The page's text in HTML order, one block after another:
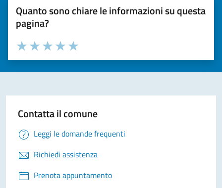
Quanto sono chiare le informazioni su questa
pagina?
Valuta la chiarezza delle informazioni (da 1 a 5 stelle)
Seleziona il numero di stelle per valutare la chiarezza delle
Valuta 5 stelle su 5
Valuta 4 stelle su 5
Valuta 3 stelle su 5
Valuta 2 stelle su 5
Valuta 1 stelle su 5
Contatta il comune
Leggi le domande frequenti
Richiedi assistenza
Prenota appuntamento